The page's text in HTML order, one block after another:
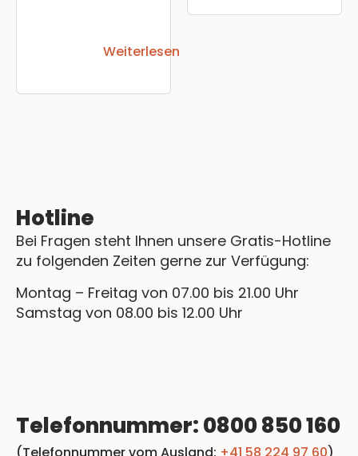
Weiterlesen
Hotline
Bei Fragen steht Ihnen unsere Gratis-Hotline
zu folgenden Zeiten gerne zur Verfügung:
Montag – Freitag von 07.00 bis 21.00 Uhr
Samstag von 08.00 bis 12.00 Uhr
Telefonnummer: 0800 850 160